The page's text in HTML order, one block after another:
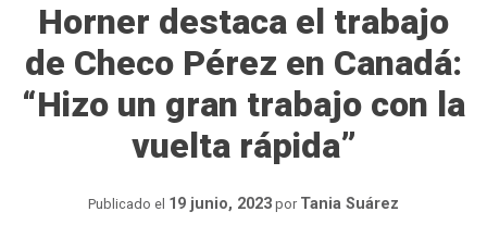
Horner destaca el trabajo
de Checo Pérez en Canadá:
“Hizo un gran trabajo con la
vuelta rápida”
Publicado el 19 junio, 2023 por Tania Suárez